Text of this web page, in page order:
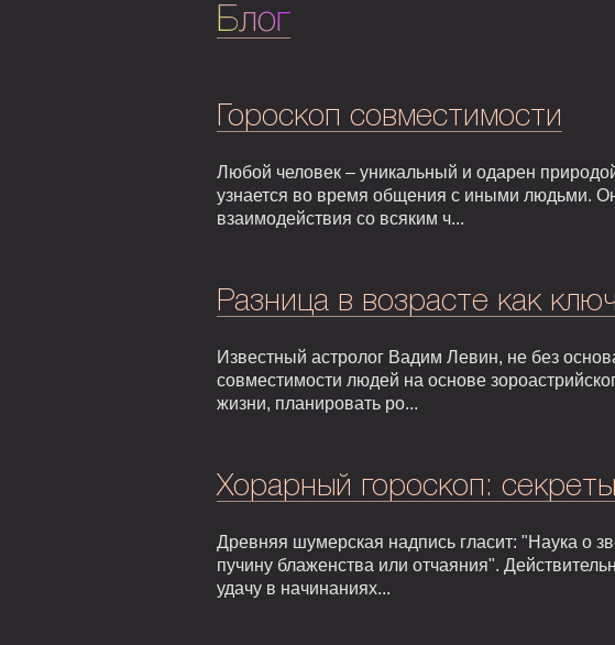
Блог
Гороскоп совместимости
Любой человек – уникальный и одарен
узнается во время общения с иными людьми.
взаимодействия со всяким ч...
Разница в возрасте как
Известный астролог Вадим Левин, не без
совместимости людей на основе
жизни, планировать ро...
Хорарный гороскоп:
Древняя шумерская надпись гласит: "Наука о
пучину блаженства или отчаяния".
удачу в начинаниях...